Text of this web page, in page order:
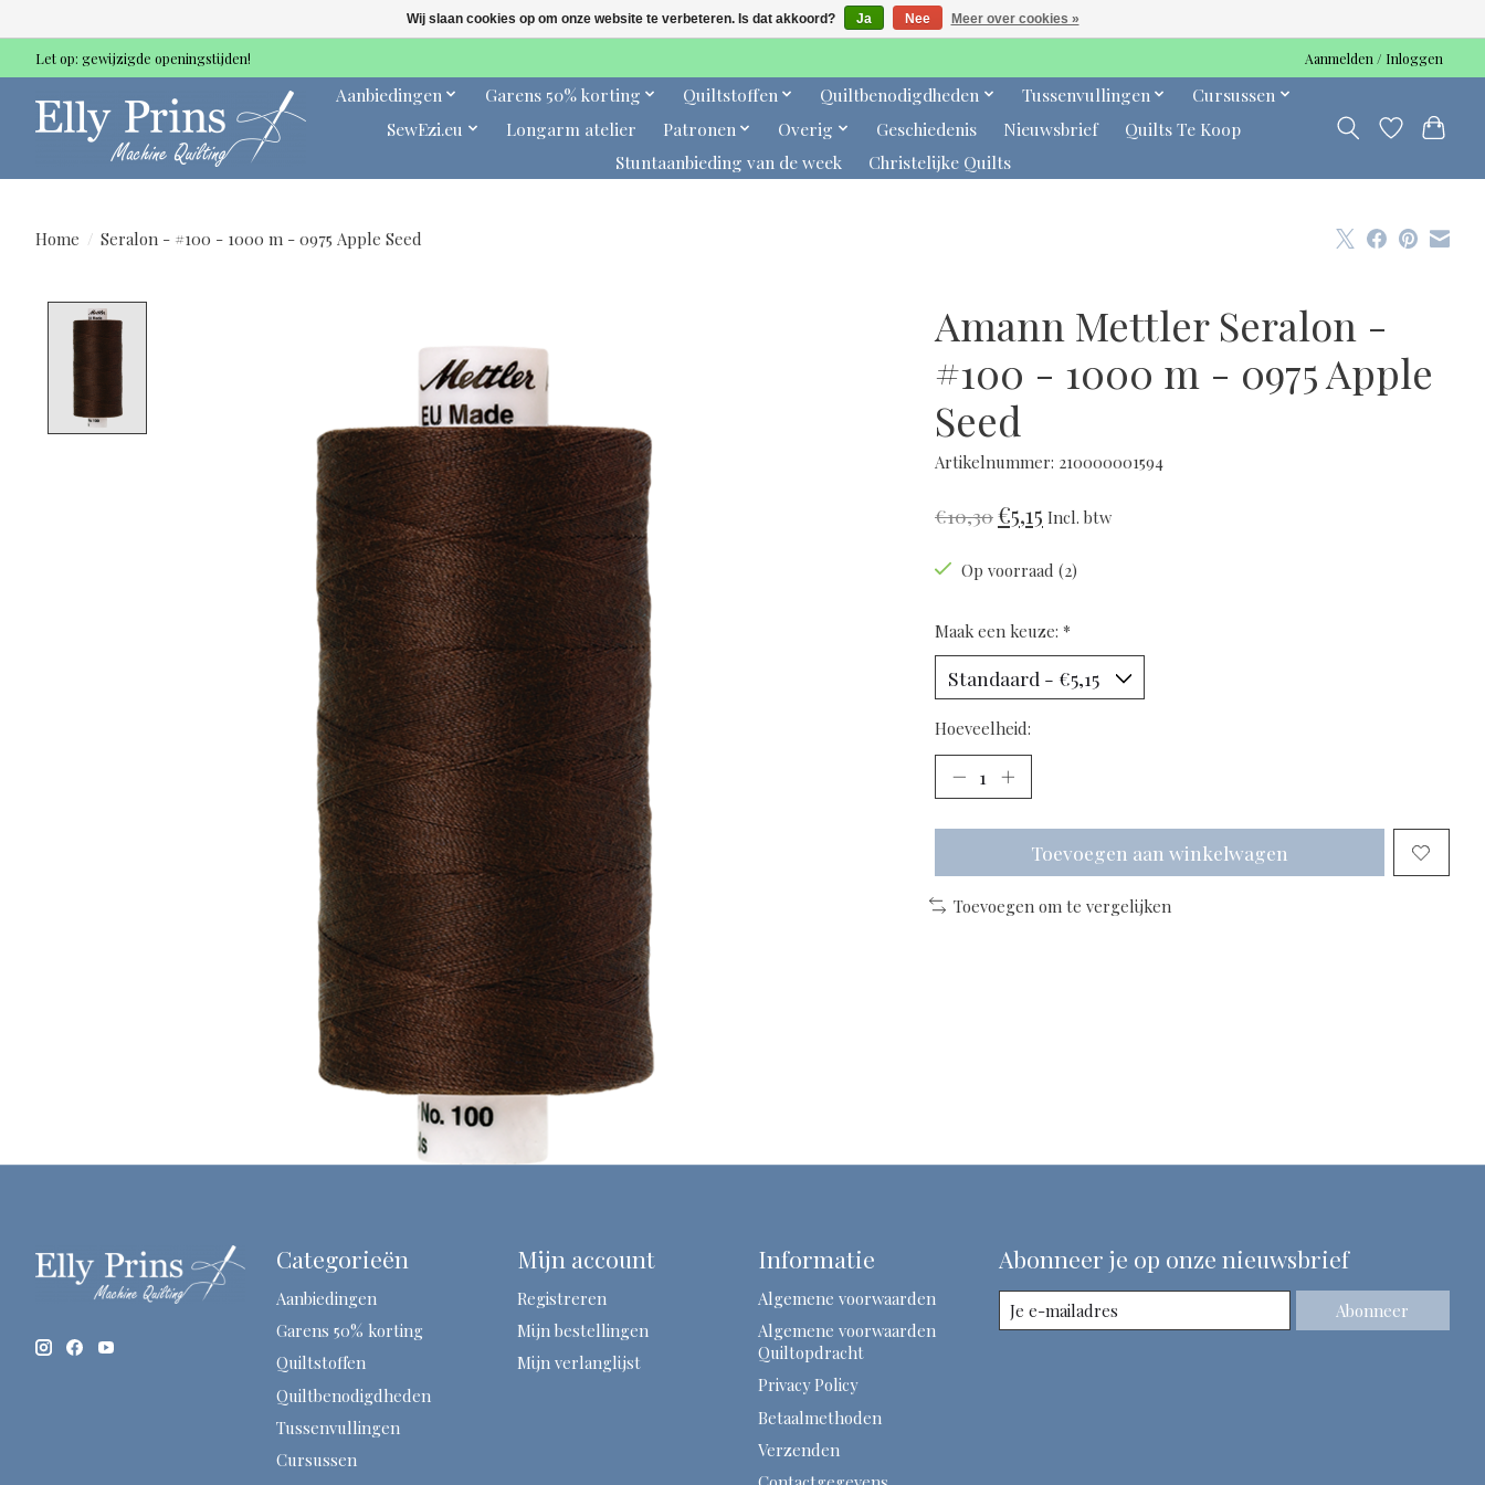
Let op: gewijzigde openingstijden! Aanmelden / Inloggen
Aanbiedingen Garens 50% korting Quiltstoffen Quiltbenodigdheden Tussenvullingen
Cursussen
SewEzi.eu
Longarm atelier Patronen Overig Geschiedenis Nieuwsbrief
Quilts Te Koop
Stuntaanbieding van de week
Christelijke Quilts
Home / Seralon - #100 - 1000 m - 0975 Apple Seed
Amann Mettler Seralon -
#100 - 1000 m - 0975 Apple
Seed
Artikelnummer: 210000001594
€10,30€5,15 Incl. btw
Op voorraad (2)
Maak een keuze: *
Hoeveelheid:
Toevoegen aan winkelwagen
Toevoegen om te vergelijken
Categorieën
Aanbiedingen
Garens 50% korting
Quiltstoffen
Quiltbenodigdheden
Tussenvullingen
Cursussen
Mijn account
Registreren
Mijn bestellingen
Mijn verlanglijst
Informatie
Algemene voorwaarden
Algemene voorwaarden
Quiltopdracht
Privacy Policy
Betaalmethoden
Verzenden
Abonneer je op onze nieuwsbrief
Abonneer
Wij slaan cookies op om onze website te verbeteren. Is dat akkoord? Ja Nee Meer over cookies »